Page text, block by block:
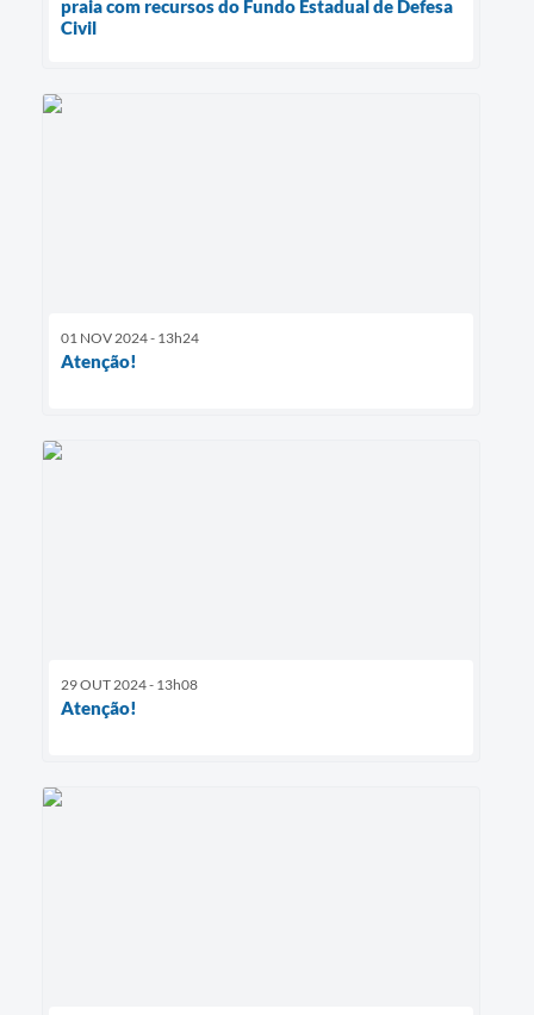
praia com recursos do Fundo Estadual de Defesa
Civil
01 NOV 2024 - 13h24
Atenção!
29 OUT 2024 - 13h08
Atenção!